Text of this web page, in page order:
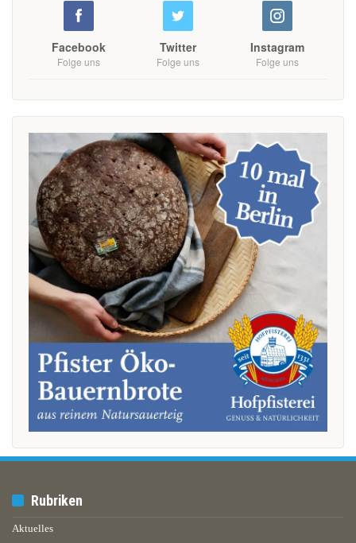
Facebook
Folge uns
Twitter
Folge uns
Instagram
Folge uns
Rubriken
Aktuelles